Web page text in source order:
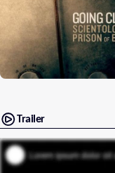
Trailer